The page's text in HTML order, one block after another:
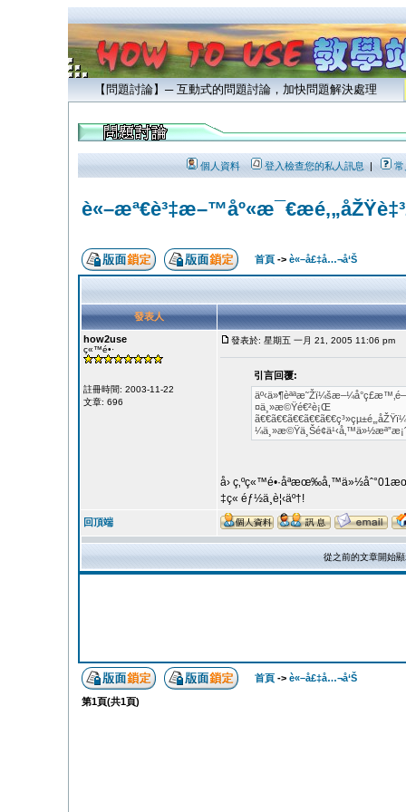
【問題討論】─ 互動式的問題討論，加快問題解決處理
個人資料 登入檢查您的私人訊息| 常
首頁 -> è«–å£‡å…¬å‘Š
發表人
how2use
ç«™é•·
註冊時間: 2003-11-22
文章: 696
發表於: 星期五 一月 21, 2005 11:06 pm
引言回覆:
¤ä¸»æ©Ÿé€²è¡Œ
å›
‡ç« éƒ½ä¸è¦‹äº†!
回頂端
從之前的文章開始
首頁 -> è«–å£‡å…¬å‘Š
第1頁(共1頁)